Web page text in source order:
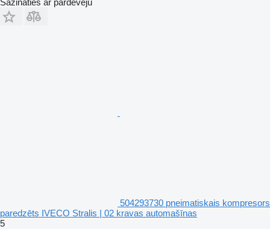
504293730 pneimatiskais kompresors
paredzēts IVECO Stralis | 02 kravas automašīnas
5